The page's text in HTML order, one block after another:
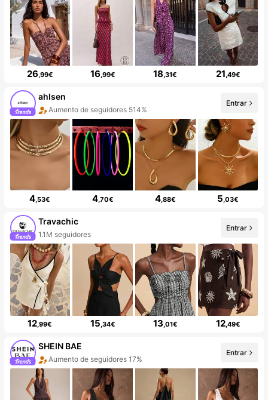
26,99€ 16,99€ 18,31€ 21,49€
ahlsen
Aumento de seguidores 514%
Entrar
4,53€ 4,70€ 4,88€ 5,03€
Travachic
1.1M seguidores
Entrar
12,99€ 15,34€ 13,01€ 12,49€
SHEIN BAE
Aumento de seguidores 17%
Entrar